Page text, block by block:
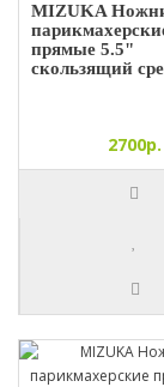
MIZUKA
прямые 5.5"
скользящий
2700р.